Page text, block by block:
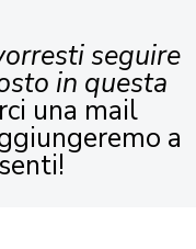
seguire
in questa
una mail
a